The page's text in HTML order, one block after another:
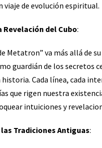
viaje de evolución espiritual.
Revelación del Cubo:
Metatron” va más allá de
guardián de los secretos
Cada línea, cada
que rigen nuestra
intuiciones y
Tradiciones Antiguas: